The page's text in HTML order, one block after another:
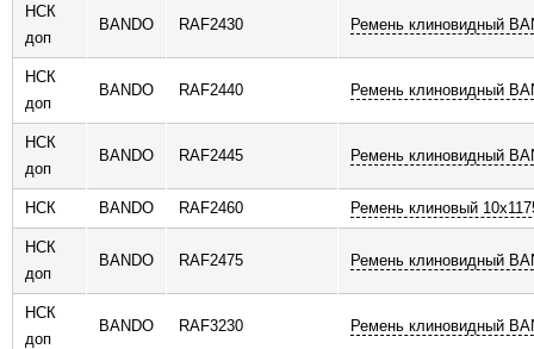
НСК
доп
BANDO RAF2430 Ремень клиновидный
НСК
доп
BANDO RAF2440 Ремень клиновидный
НСК
доп
BANDO RAF2445 Ремень клиновидный
НСК BANDO RAF2460 Ремень клиновый
НСК
доп
BANDO RAF2475 Ремень клиновидный
НСК
доп
BANDO RAF3230 Ремень клиновидный